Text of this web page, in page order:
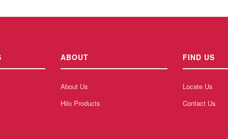
ABOUT
About Us
Hilo Products
FIND US
Locate Us
Contact Us